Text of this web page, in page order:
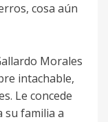
cosa aún
Morales
intachable,
Le concede
su familia a